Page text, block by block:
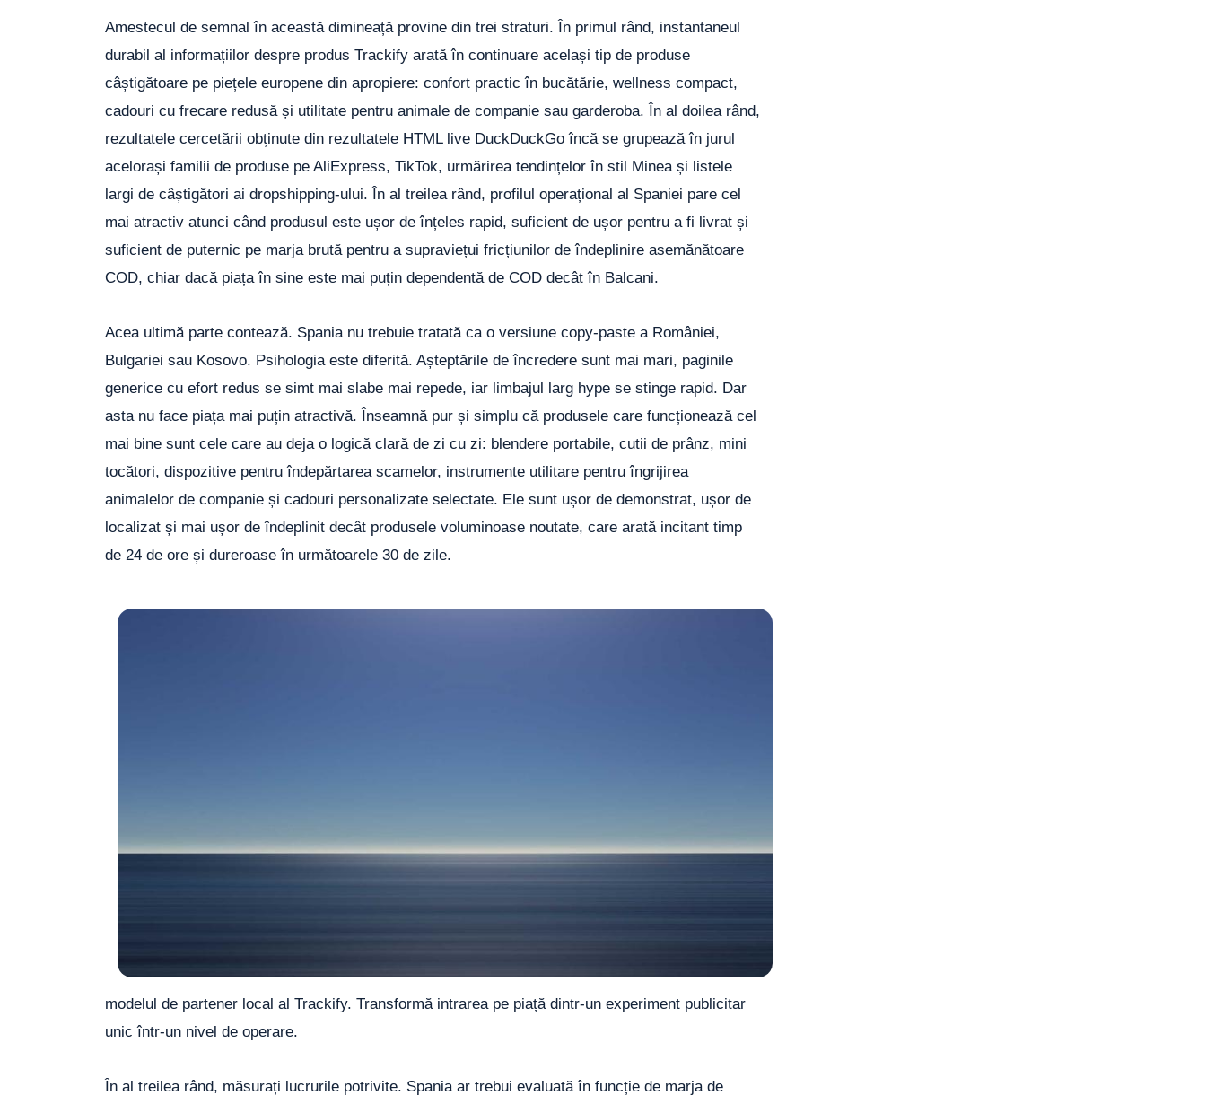
Amestecul de semnal în această dimineață provine din trei straturi. În primul rând, instantaneul
durabil al informațiilor despre produs Trackify arată în continuare același tip de produse
câștigătoare pe piețele europene din apropiere: confort practic în bucătărie, wellness compact,
cadouri cu frecare redusă și utilitate pentru animale de companie sau garderoba. În al doilea rând,
rezultatele cercetării obținute din rezultatele HTML live DuckDuckGo încă se grupează în jurul
acelorași familii de produse pe AliExpress, TikTok, urmărirea tendințelor în stil Minea și listele
largi de câștigători ai dropshipping-ului. În al treilea rând, profilul operațional al Spaniei pare cel
mai atractiv atunci când produsul este ușor de înțeles rapid, suficient de ușor pentru a fi livrat și
suficient de puternic pe marja brută pentru a supraviețui fricțiunilor de îndeplinire asemănătoare
COD, chiar dacă piața în sine este mai puțin dependentă de COD decât în Balcani.
Acea ultimă parte contează. Spania nu trebuie tratată ca o versiune copy-paste a României,
Bulgariei sau Kosovo. Psihologia este diferită. Așteptările de încredere sunt mai mari, paginile
generice cu efort redus se simt mai slabe mai repede, iar limbajul larg hype se stinge rapid. Dar
asta nu face piața mai puțin atractivă. Înseamnă pur și simplu că produsele care funcționează cel
mai bine sunt cele care au deja o logică clară de zi cu zi: blendere portabile, cutii de prânz, mini
tocători, dispozitive pentru îndepărtarea scamelor, instrumente utilitare pentru îngrijirea
animalelor de companie și cadouri personalizate selectate. Ele sunt ușor de demonstrat, ușor de
localizat și mai ușor de îndeplinit decât produsele voluminoase noutate, care arată incitant timp
de 24 de ore și dureroase în următoarele 30 de zile.
modelul de partener local al Trackify. Transformă intrarea pe piață dintr-un experiment publicitar
unic într-un nivel de operare.
În al treilea rând, măsurați lucrurile potrivite. Spania ar trebui evaluată în funcție de marja de